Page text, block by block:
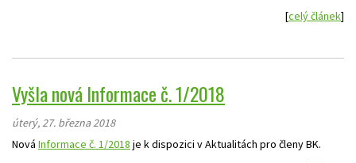
[celý článek]
Vyšla nová Informace č. 1/2018
úterý, 27. března 2018
Nová Informace č. 1/2018 je k dispozici v Aktualitách pro členy BK.